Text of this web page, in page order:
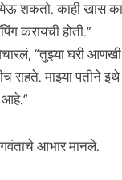
येऊ शकतो. काही खास
करायची होती.”
“तुझ्या घरी
राहते. माझ्या पतीने इथे
आभार मानले.